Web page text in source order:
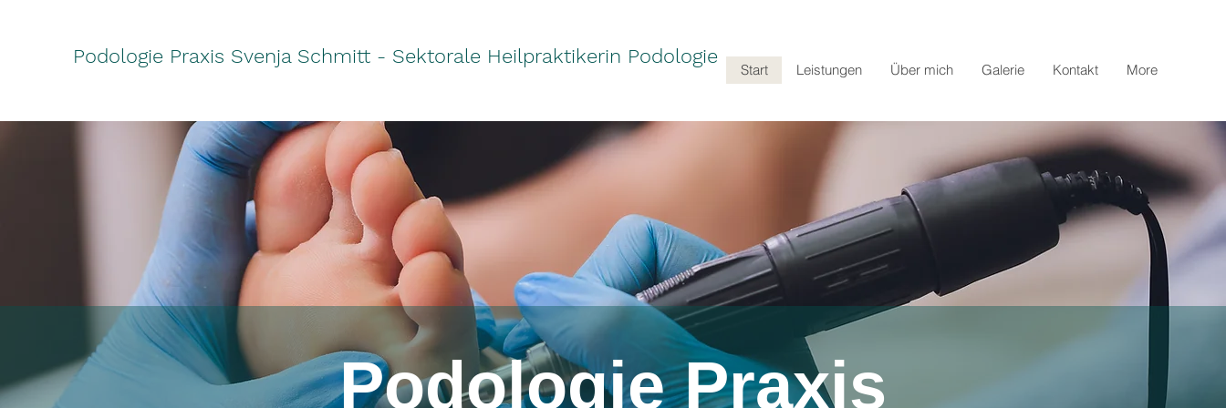
Podologie Praxis Svenja Schmitt - Sektorale Heilpraktikerin Podologie
Start Leistungen Über mich Galerie Kontakt More
Podologie Praxis